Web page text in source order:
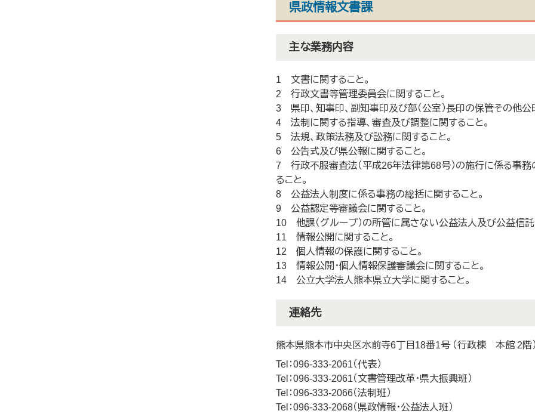
県政情報文書課
主な業務内容
1 文書に関すること。
2 行政文書等管理委員会に関すること。
3 県印、知事印、副知事印及び部（公室）長印の保管その他公
4 法制に関する指導、審査及び調整に関すること。
5 法規、政策法務及び訟務に関すること。
6 公告式及び県公報に関すること。
7 行政不服審査法（平成26年法律第68号）の施行に係る事
ること。
8 公益法人制度に係る事務の総括に関すること。
9 公益認定等審議会に関すること。
10 他課（グループ）の所管に属さない公益法人及び公益信託
11 情報公開に関すること。
12 個人情報の保護に関すること。
13 情報公開・個人情報保護審議会に関すること。
14 公立大学法人熊本県立大学に関すること。
連絡先
熊本県熊本市中央区水前寺6丁目18番1号 （行政棟 本館 2階
Tel：096-333-2061 代表
Tel：096-333-2061 文書管理改革・県大振興班
Tel：096-333-2066 法制班
Tel：096-333-2068 県政情報・公益法人班